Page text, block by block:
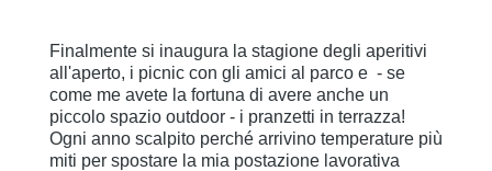
Finalmente si inaugura la stagione degli aperitivi
all'aperto, i picnic con gli amici al parco e - se
come me avete la fortuna di avere anche un
piccolo spazio outdoor - i pranzetti in terrazza!
Ogni anno scalpito perché arrivino temperature più
miti per spostare la mia postazione lavorativa